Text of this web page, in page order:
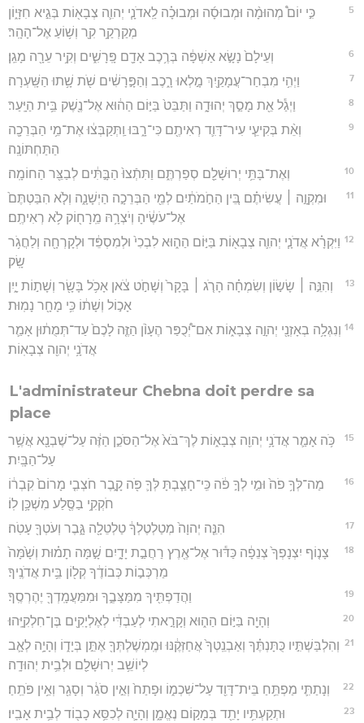
5
כִּ֣י יוֹם֩ מְהוּמָ֨ה וּמְבוּסָ֜ה וּמְבוּכָ֗ה לַֽאדֹנָ֧י יְהוִ֛ה צְבָא֖וֹת בְּגֵ֣יא חִזָּי֑וֹן
מְקַרְקַ֥ר קִ֖ר וְשׁ֥וֹעַ אֶל־הָהָֽר׃
6 וְעֵילָם֙ נָשָׂ֣א אַשְׁפָּ֔ה בְּרֶ֥כֶב אָדָ֖ם פָּֽרָשִׁ֑ים וְקִ֥יר עֵרָ֖ה מָגֵֽן׃
7 וַיְהִ֥י מִבְחַר־עֲמָקַ֖יִךְ מָ֣לְאוּ רָ֑כֶב וְהַפָּ֣רָשִׁ֔ים שֹׁ֖ת שָׁ֥תוּ הַשָּֽׁעְרָה׃
8 וַיְגַ֕ל אֵ֖ת מָסַ֣ךְ יְהוּדָ֑ה וַתַּבֵּט֙ בַּיּ֣וֹם הַה֔וּא אֶל־נֶ֖שֶׁק בֵּ֥ית הַיָּֽעַר׃
9
וְאֵ֨ת בְּקִיעֵ֧י עִיר־דָּוִ֛ד רְאִיתֶ֖ם כִּי־רָ֑בּוּ וַֽתְּקַבְּצ֔וּ אֶת־מֵ֥י הַבְּרֵכָ֖ה
הַתַּחְתּוֹנָֽה׃
10 וְאֶת־בָּתֵּ֥י יְרוּשָׁלִַ֖ם סְפַרְתֶּ֑ם וַתִּתְֿצוּ֙ הַבָּ֣תִּ֔ים לְבַצֵּ֖ר הַחוֹמָֽה׃
11
וּמִקְוָ֣ה ׀ עֲשִׂיתֶ֗ם בֵּ֚ין הַחֹ֣מֹתַ֔יִם לְמֵ֖י הַבְּרֵכָ֣ה הַיְשָׁנָ֑ה וְלֹ֤א הִבַּטְתֶּם֙
אֶל־עֹשֶׂ֔יהָ וְיֹצְרָ֥הּ מֵֽרָח֖וֹק לֹ֥א רְאִיתֶֽם׃
12 וַיִּקְרָ֗א אֲדֹנָ֧י יְהוִ֛ה צְבָא֖וֹת בַּיּ֣וֹם הַה֑וּא לִבְכִי֙ וּלְמִסְפֵּ֔ד וּלְקָרְחָ֖ה וְלַחֲגֹ֥ר
שָֽׂק׃
13
וְהִנֵּ֣ה ׀ שָׂשׂ֣וֹן וְשִׂמְחָ֗ה הָרֹ֤ג ׀ בָּקָר֙ וְשָׁחֹ֣ט צֹ֔אן אָכֹ֥ל בָּשָׂ֖ר וְשָׁת֣וֹת יָ֑יִן
אָכ֣וֹל וְשָׁת֔וֹ כִּ֥י מָחָ֖ר נָמֽוּת׃
14 וְנִגְלָ֥ה בְאָזְנָ֖י יְהוָ֣ה צְבָא֑וֹת אִם־יְ֠כֻפַּר הֶעָוֺ֨ן הַזֶּ֤ה לָכֶם֙ עַד־תְּמֻת֔וּן אָמַ֛ר
אֲדֹנָ֥י יְהוִ֖ה צְבָאֽוֹת׃
L'administrateur Chebna doit perdre sa
place
15
כֹּ֥ה אָמַ֛ר אֲדֹנָ֥י יְהוִ֖ה צְבָא֑וֹת לֶךְ־בֹּא֙ אֶל־הַסֹּכֵ֣ן הַזֶּ֔ה עַל־שֶׁבְנָ֖א אֲשֶׁ֥ר
עַל־הַבָּֽיִת׃
16
מַה־לְּךָ֥ פֹה֙ וּמִ֣י לְךָ֣ פֹ֔ה כִּֽי־חָצַ֧בְתָּ לְּךָ֛ פֹּ֖ה קָ֑בֶר חֹצְבִ֤י מָרוֹם֙ קִבְר֔וֹ
חֹקְקִ֥י בַסֶּ֖לַע מִשְׁכָּ֥ן לֽוֹ׃
17 הִנֵּ֤ה יְהוָה֙ מְטַלְטֶלְךָ֔ טַלְטֵלָ֖ה גָּ֑בֶר וְעֹטְךָ֖ עָטֹֽה׃
18
צָנ֤וֹף יִצְנָפְךָ֙ צְנֵפָ֔ה כַּדּ֕וּר אֶל־אֶ֖רֶץ רַחֲבַ֣ת יָדָ֑יִם שָׁ֣מָּה תָמ֗וּת וְשָׁ֙מָּה֙
מַרְכְּב֣וֹת כְּבוֹדֶ֔ךָ קְל֖וֹן בֵּ֥ית אֲדֹנֶֽיךָ׃
19 וַהֲדַפְתִּ֖יךָ מִמַּצָּבֶ֑ךָ וּמִמַּעֲמָֽדְךָ֖ יֶהֶרְסֶֽךָ׃
20 וְהָיָ֖ה בַּיּ֣וֹם הַה֑וּא וְקָרָ֣אתִי לְעַבְדִּ֔י לְאֶלְיָקִ֖ים בֶּן־חִלְקִיָּֽהוּ׃
21
וְהִלְבַּשְׁתִּ֣יו כֻּתָּנְתֶּ֗ךָ וְאַבְנֵֽטְךָ֙ אֲחַזְּקֶ֔נּוּ וּמֶֽמְשֶׁלְתְּךָ֖ אֶתֵּ֣ן בְּיָד֑וֹ וְהָיָ֥ה לְאָ֛ב
לְיוֹשֵׁ֥ב יְרוּשָׁלִַ֖ם וּלְבֵ֥ית יְהוּדָֽה׃
22 וְנָתַתִּ֛י מַפְתֵּ֥חַ בֵּית־דָּוִ֖ד עַל־שִׁכְמ֑וֹ וּפָתַח֙ וְאֵ֣ין סֹגֵ֔ר וְסָגַ֖ר וְאֵ֥ין פֹּתֵֽחַ׃
23 וּתְקַעְתִּ֥יו יָתֵ֖ד בְּמָק֣וֹם נֶאֱמָ֑ן וְהָיָ֛ה לְכִסֵּ֥א כָב֖וֹד לְבֵ֥ית אָבִֽיו׃